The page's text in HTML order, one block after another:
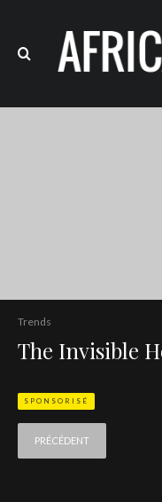
Trends
The Invisible
SPONSORISÉ
PRÉCÉDENT